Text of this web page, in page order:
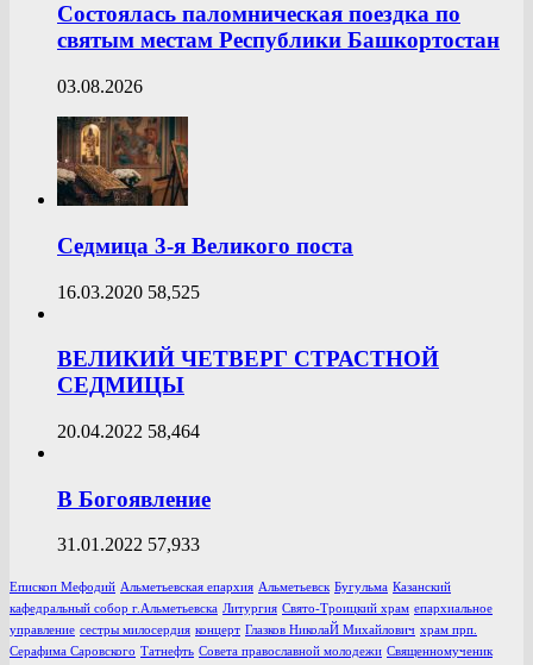
Состоялась паломническая поездка по
святым местам Республики Башкортостан
03.08.2026
Седмица 3-я Великого поста
16.03.2020 58,525
ВЕЛИКИЙ ЧЕТВЕРГ СТРАСТНОЙ
СЕДМИЦЫ
20.04.2022 58,464
В Богоявление
31.01.2022 57,933
Епископ Мефодий Альметьевская епархия Альметьевск Бугульма Казанский
кафедральный собор г.Альметьевска Литургия Свято-Троицкий храм епархиальное
управление сестры милосердия концерт Глазков НиколаЙ Михайлович храм прп.
Серафима Саровского Татнефть Совета православной молодежи Священномученик